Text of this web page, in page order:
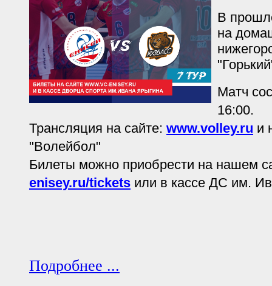
В
на
Матч
16:00.
Трансляция на сайте: www.volley.ru и
"Волейбол"
Билеты можно приобрести на нашем
enisey.ru/tickets или в кассе ДС им.
Подробнее ...